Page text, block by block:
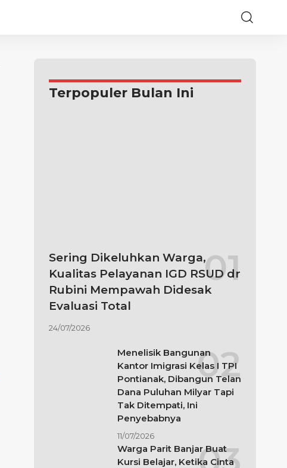
Terpopuler Bulan Ini
Sering Dikeluhkan Warga,
Kualitas Pelayanan IGD RSUD dr
Rubini Mempawah Didesak
Evaluasi Total
24/07/2026
Menelisik Bangunan
Kantor Imigrasi Kelas I TPI
Pontianak, Dibangun Telan
Dana Puluhan Milyar Tapi
Tak Ditempati, Ini
Penyebabnya
11/07/2026
Warga Parit Banjar Buat
Kursi Belajar, Ketika Cinta